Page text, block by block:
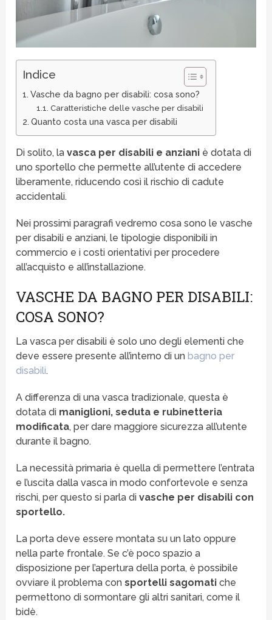
Indice
Vasche da bagno per disabili: cosa sono?
Caratteristiche delle vasche per disabili
Quanto costa una vasca per disabili
Di solito, lavasca per disabili e anziani è dotata di
uno sportello che permette all’utente di accedere
liberamente, riducendo così il rischio di cadute
accidentali.
Nei prossimi paragrafi vedremo cosa sono le vasche
per disabili e anziani, le tipologie disponibili in
commercio e i costi orientativi per procedere
all’acquisto e all’installazione.
VASCHE DA BAGNO PER DISABILI:
COSA SONO?
La vasca per disabili è solo uno degli elementi che
deve essere presente all’interno di un bagno per
disabili.
A differenza di una vasca tradizionale, questa è
dotata di maniglioni, seduta e rubinetteria
modificata, per dare maggiore sicurezza all’utente
durante il bagno.
La necessità primaria è quella di permettere l’entrata
e l’uscita dalla vasca in modo confortevole e senza
rischi, per questo si parla divasche per disabili con
sportello.
La porta deve essere montata su un lato oppure
nella parte frontale. Se c’è poco spazio a
disposizione per l’apertura della porta, è possibile
ovviare il problema consportelli sagomati che
permettono di sormontare gli altri sanitari, come il
bidè.